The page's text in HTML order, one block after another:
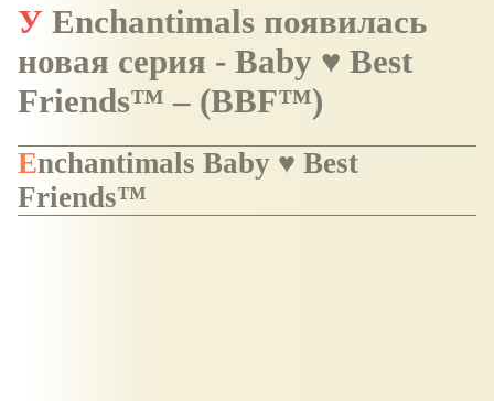
У Enchantimals появилась
новая серия - Baby ♥ Best
Friends™ – (BBF™)
Enchantimals Baby ♥ Best
Friends™